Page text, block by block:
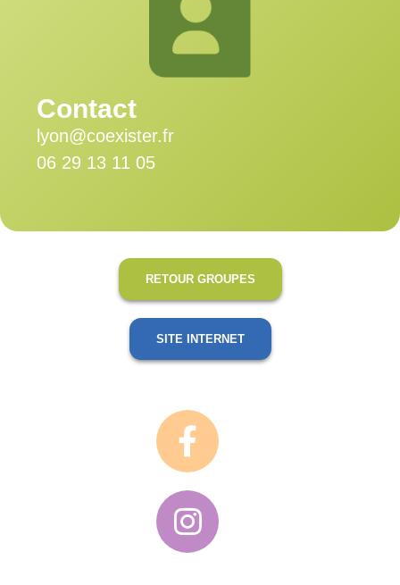
Contact
lyon@coexister.fr
06 29 13 11 05
RETOUR GROUPES
SITE INTERNET